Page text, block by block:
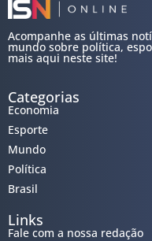
Acompanhe as últimas
mundo sobre política,
mais aqui neste site!
Categorias
Economia
Esporte
Mundo
Política
Brasil
Links
Fale com a nossa redação